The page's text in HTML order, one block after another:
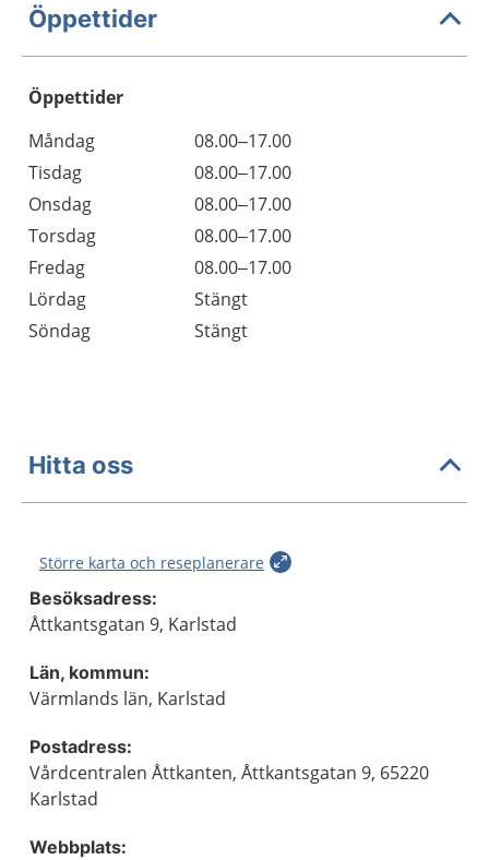
Öppettider
Öppettider
Dag
Öppettider
Kommentarer
Måndag
08.00–17.00
Tisdag
08.00–17.00
Onsdag
08.00–17.00
Torsdag
08.00–17.00
Fredag
08.00–17.00
Lördag
Stängt
Söndag
Stängt
Hitta oss
Större karta och reseplanerare
Besöksadress:
Åttkantsgatan 9, Karlstad
Län, kommun:
Värmlands län, Karlstad
Postadress:
Vårdcentralen Åttkanten, Åttkantsgatan 9, 65220
Karlstad
Webbplats: